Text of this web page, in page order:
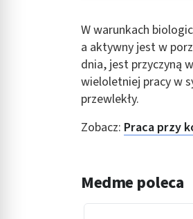
W warunkach
a aktywny jest w
dnia, jest przyczyną
wieloletniej pracy w
przewlekły.
Zobacz: Praca przy
Medme poleca